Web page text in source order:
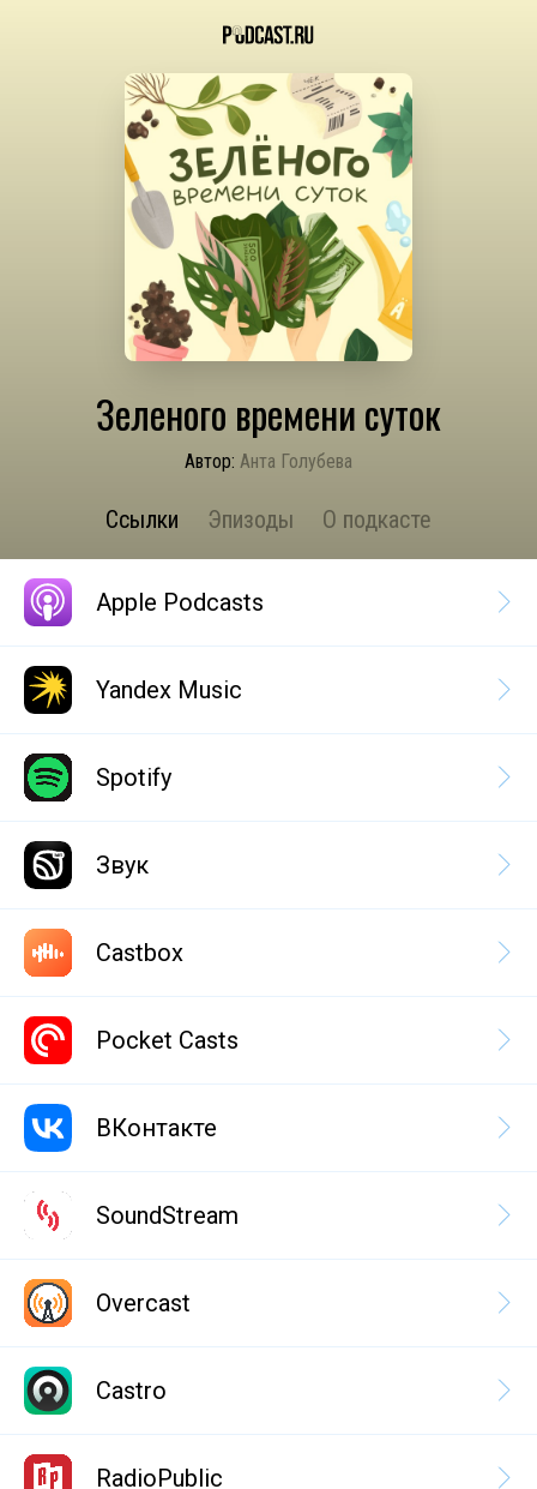
Зеленого времени суток
Автор: Анта Голубева
Ссылки Эпизоды О подкасте
Apple Podcasts
Yandex Music
Spotify
Звук
Castbox
Pocket Casts
ВКонтакте
SoundStream
Overcast
Castro
RadioPublic